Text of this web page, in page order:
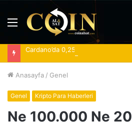
Menü
Anasayfa / Genel
Genel Kripto Para Haberleri
Ne 100.000 Ne